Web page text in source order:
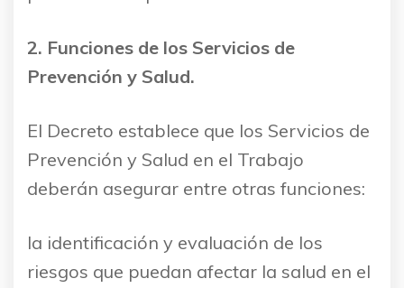
2. Funciones de los Servicios de
Prevención y Salud.
El Decreto establece que los Servicios de
Prevención y Salud en el Trabajo
deberán asegurar entre otras funciones:
la identificación y evaluación de los
riesgos que puedan afectar la salud en el